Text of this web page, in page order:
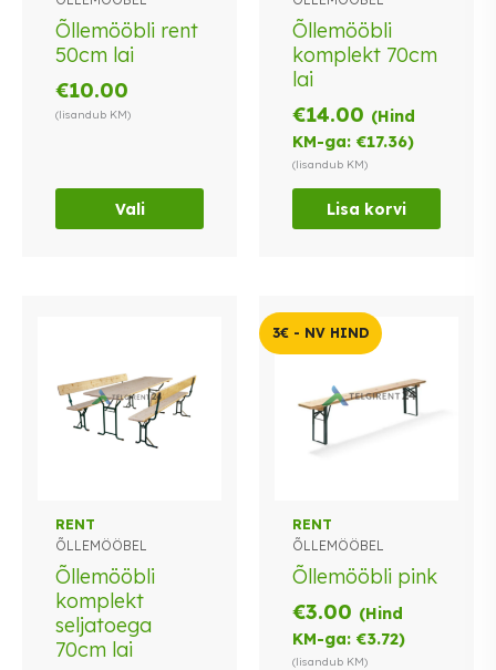
Õllemööbli rent
50cm lai
€10.00
(lisandub KM)
Vali
on
mitu
Valikuid
saab
Õllemööbli
komplekt 70cm
lai
€14.00 (Hind
KM-ga:€17.36)
(lisandub KM)
Lisa korvi
RENT
ÕLLEMÖÖBEL
Õllemööbli
komplekt
seljatoega
70cm lai
3€ - NV HIND
RENT
ÕLLEMÖÖBEL
Õllemööbli pink
€3.00 (Hind
KM-ga:€3.72)
(lisandub KM)